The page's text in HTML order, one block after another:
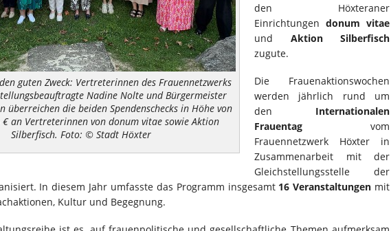
guten Zweck: Vertreterinnen des Frauennetzwerks
Nadine Nolte und Bürgermeister
überreichen die beiden Spendenschecks in Höhe von
an Vertreterinnen von donum vitae sowie Aktion
Silberfisch. Foto: © Stadt Höxter
den Höxteraner
Einrichtungen donum vitae
und Aktion Silberfisch
zugute.
Die Frauenaktionswochen
werden jährlich rund um
den Internationalen
Frauentag vom
Frauennetzwerk Höxter in
Zusammenarbeit mit der
Gleichstellungsstelle der
In diesem Jahr umfasste das Programm insgesamt 16 Veranstaltungen mit
Kultur und Begegnung.